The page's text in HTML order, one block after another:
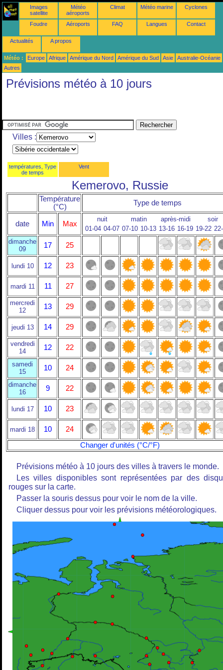
Images
satellite
Météo
aéroports
Climat Météo marine Cyclones
Foudre Aéroports FAQ Langues Contact
Actualités A propos
Météo : Europe Afrique Amérique du Nord Amérique du Sud Asie
Australie-Océanie
Autres
Prévisions météo à 10 jours
Villes :
températures, Type
de temps
Vent
Kemerovo, Russie
Température
(°C)
Type de temps
date Min Max
nuit matin après-midi
soir
01-04 04-07 07-10 10-13 13-16 16-19 19-22
dimanche
09
17 25
lundi 10 12 23
mardi 11 11 27
mercredi
12
13 29
jeudi 13 14 29
vendredi
14
12 22
samedi
15
10 24
dimanche
16
9 22
lundi 17 10 23
mardi 18 10
24
Changer d'unités (°C/°F)
Prévisions météo à 10 jours des villes à travers le monde.
Les villes disponibles sont représentées par des
rouges sur la carte.
Passer la souris dessus pour voir le nom de la ville.
Cliquer dessus pour voir les prévisions météorologiques.